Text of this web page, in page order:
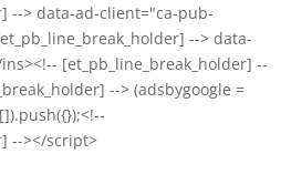
--> data-ad-client="ca-pub-
--> data-
[et_pb_line_break_holder] --
--> (adsbygoogle =
--></script>